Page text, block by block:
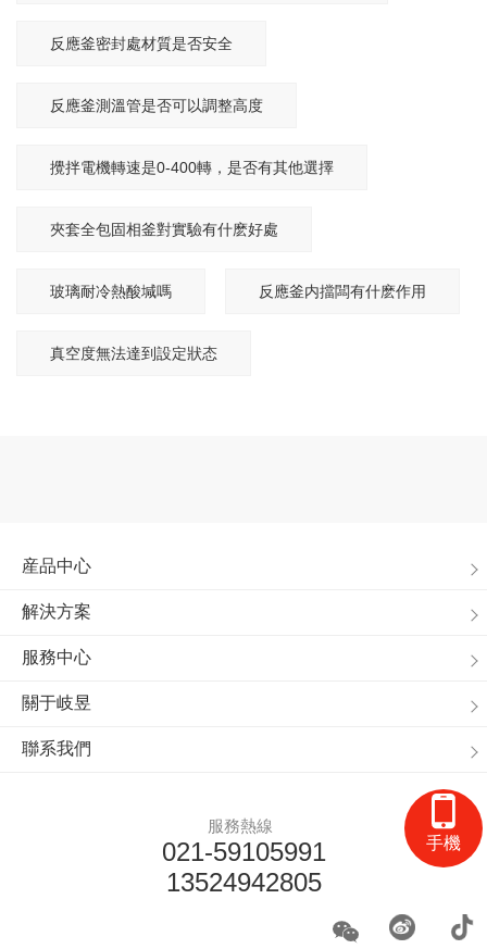
反應釜密封處材質是否安全
反應釜測溫管是否可以調整高度
攪拌電機轉速是0-400轉，是否有其他選擇
夾套全包固相釜對實驗有什麽好處
玻璃耐冷熱酸堿嗎 反應釜内擋闆有什麽作用
真空度無法達到設定狀态
産品中心
解決方案
服務中心
關于岐昱
聯系我們
服務熱線
021-59105991
13524942805
手機